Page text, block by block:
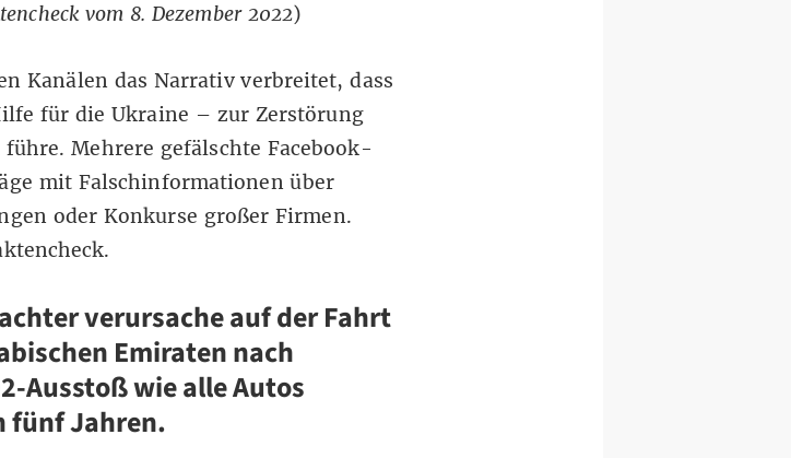
vom 8. Dezember 2022)
Kanälen das Narrativ verbreitet, dass
für die Ukraine – zur Zerstörung
Mehrere gefälschte Facebook-
mit Falschinformationen über
oder Konkurse großer Firmen.
verursache auf der Fahrt
Emiraten nach
Ausstoß wie alle Autos
fünf Jahren.